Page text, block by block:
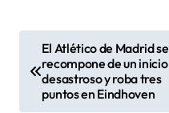
a
El Atlético de Madrid se
recompone de un inicio
desastroso y roba tres
puntos en Eindhoven